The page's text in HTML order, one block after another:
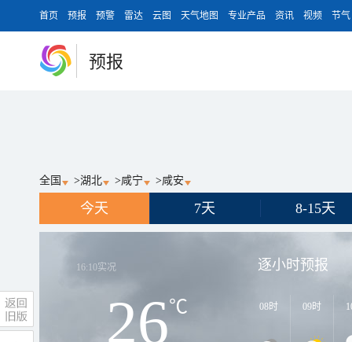
首页 预报 预警 雷达 云图 天气地图 专业产品 资讯 视频 节气
预报
全国 >湖北 >咸宁 >咸安
今天 7天 8-15天
16:10实况
26℃
逐小时预报
08时 09时